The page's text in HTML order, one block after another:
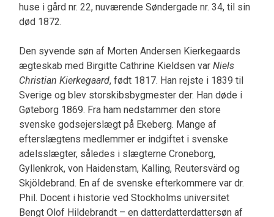
huse i gård nr. 22, nuværende Søndergade nr. 34, til sin
død 1872.
Den syvende søn af Morten Andersen Kierkegaards
ægteskab med Birgitte Cathrine Kieldsen var Niels
Christian Kierkegaard, født 1817. Han rejste i 1839 til
Sverige og blev storskibsbygmester der. Han døde i
Gøteborg 1869. Fra ham nedstammer den store
svenske godsejerslægt på Ekeberg. Mange af
efterslægtens medlemmer er indgiftet i svenske
adelsslægter, således i slægterne Croneborg,
Gyllenkrok, von Haidenstam, Kalling, Reutersvärd og
Skjöldebrand. En af de svenske efterkommere var dr.
Phil. Docent i historie ved Stockholms universitet
Bengt Olof Hildebrandt – en datterdatterdattersøn af